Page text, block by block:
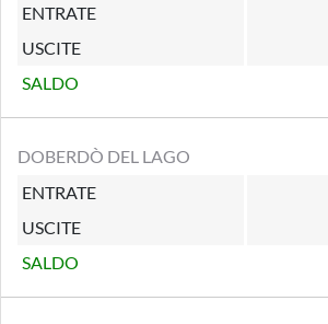
ENTRATE
USCITE
SALDO
DOBERDÒ DEL LAGO
ENTRATE
USCITE
SALDO